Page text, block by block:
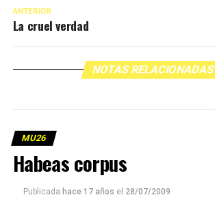
ANTERIOR
La cruel verdad
NOTAS RELACIONADAS
MU26
Habeas corpus
Publicada hace 17 años el 28/07/2009